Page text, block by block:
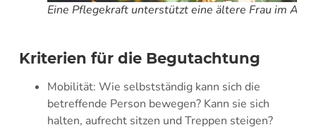
Eine Pflegekraft unterstützt eine ältere Frau im
Kriterien für die Begutachtung
Mobilität: Wie selbstständig kann sich die
betreffende Person bewegen? Kann sie sich
halten, aufrecht sitzen und Treppen steigen?